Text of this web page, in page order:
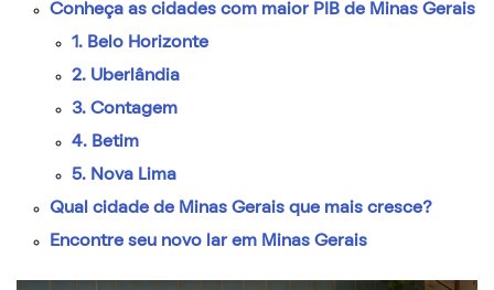
Conheça as cidades com maior PIB de Minas Gerais
1. Belo Horizonte
2. Uberlândia
3. Contagem
4. Betim
5. Nova Lima
Qual cidade de Minas Gerais que mais cresce?
Encontre seu novo lar em Minas Gerais